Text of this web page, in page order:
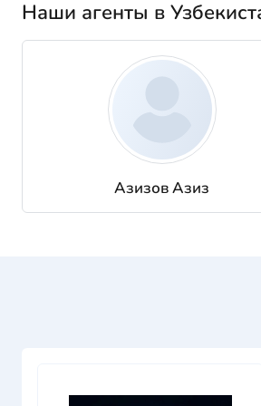
Наши агенты в
Азизов Азиз